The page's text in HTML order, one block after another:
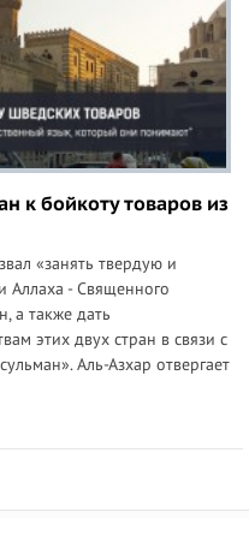
к бойкоту товаров из
«занять твердую и
Аллаха - Священного
а также дать
этих двух стран в связи с
Аль-Азхар отвергает